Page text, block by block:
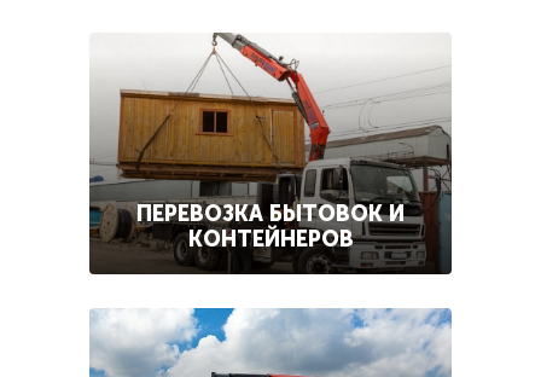
ПЕРЕВОЗКА БЫТОВОК И
КОНТЕЙНЕРОВ